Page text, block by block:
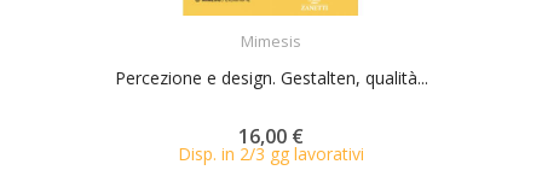
Mimesis
Percezione e design. Gestalten, qualità...
16,00 €
Disp. in 2/3 gg lavorativi